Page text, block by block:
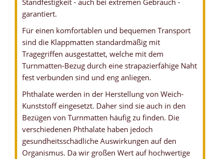
Standfestigkeit - auch bei extremen Gebrauch -
garantiert.
Für einen komfortablen und bequemen Transport
sind die Klappmatten standardmäßig mit
Tragegriffen ausgestattet, welche mit dem
Turnmatten-Bezug durch eine strapazierfähige Naht
fest verbunden sind und eng anliegen.
Phthalate werden in der Herstellung von Weich-
Kunststoff eingesetzt. Daher sind sie auch in den
Bezügen von Turnmatten häufig zu finden. Die
verschiedenen Phthalate haben jedoch
gesundheitsschädliche Auswirkungen auf den
Organismus. Da wir großen Wert auf hochwertige